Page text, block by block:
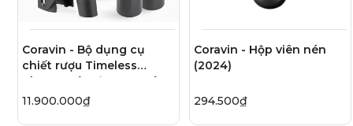
hoặc trong các buổi tiệc.
Sau khi chiết, phần rượu còn lại trong chai vẫn giữ
trọn hương vị như ban đầu trong một thời gian dài.
khui nút bần tất cả các chai.
Coravin - Bộ dụng cụ
chiết rượu Timeless
Three+ màu đen - 8 món
11.900.000₫
Coravin - Hộp viên nén
(2024)
294.500₫